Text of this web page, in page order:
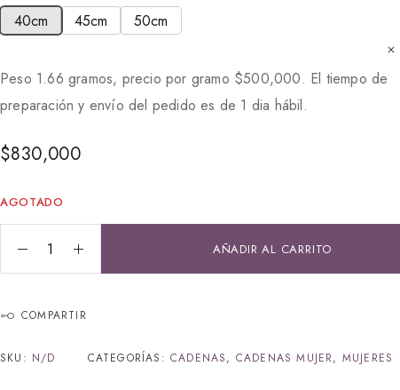
40cm 45cm 50cm
Peso 1.66 gramos, precio por gramo $500,000. El tiempo de
preparación y envío del pedido es de 1 dia hábil.
$830,000
AGOTADO
AÑADIR AL CARRITO
COMPARTIR
SKU: N/D CATEGORÍAS:CADENAS, CADENAS MUJER, MUJERES